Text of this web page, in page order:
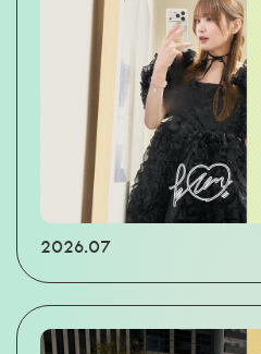
2026.07